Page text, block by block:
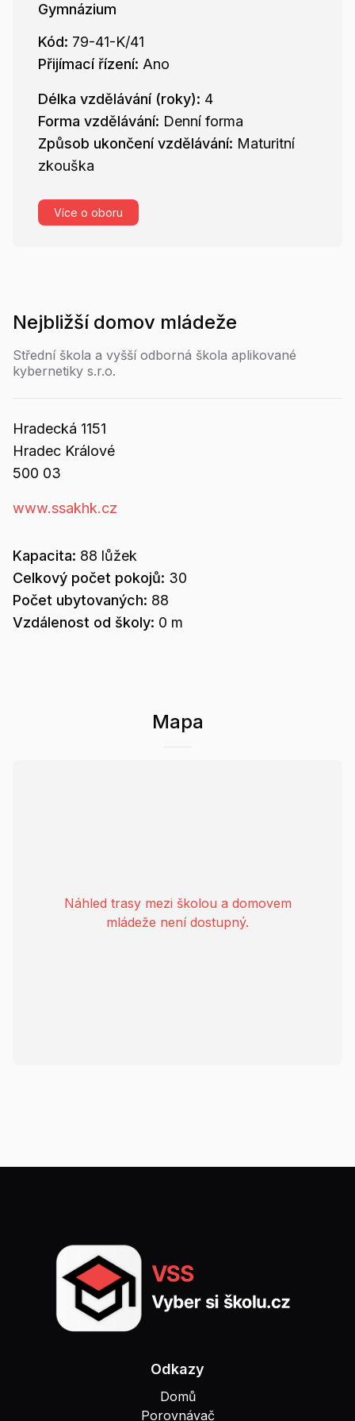
Gymnázium
Kód: 79-41-K/41
Přijímací řízení: Ano
Délka vzdělávání (roky): 4
Forma vzdělávání: Denní forma
Způsob ukončení vzdělávání: Maturitní
zkouška
Více o oboru
Nejbližší domov mládeže
Střední škola a vyšší odborná škola aplikované
kybernetiky s.r.o.
Hradecká 1151
Hradec Králové
500 03
www.ssakhk.cz
Kapacita: 88 lůžek
Celkový počet pokojů: 30
Počet ubytovaných: 88
Vzdálenost od školy: 0 m
Mapa
Náhled trasy mezi školou a domovem
mládeže není dostupný.
Odkazy
Domů
Porovnávač